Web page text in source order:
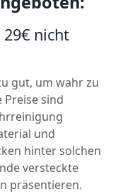
nicht
gut, um wahr zu
Preise sind
und
hinter solchen
versteckte
präsentieren.